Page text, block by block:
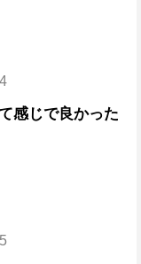
感じで良かった